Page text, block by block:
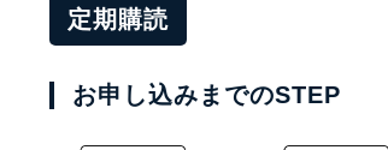
定期購読
お申し込みまでのSTEP